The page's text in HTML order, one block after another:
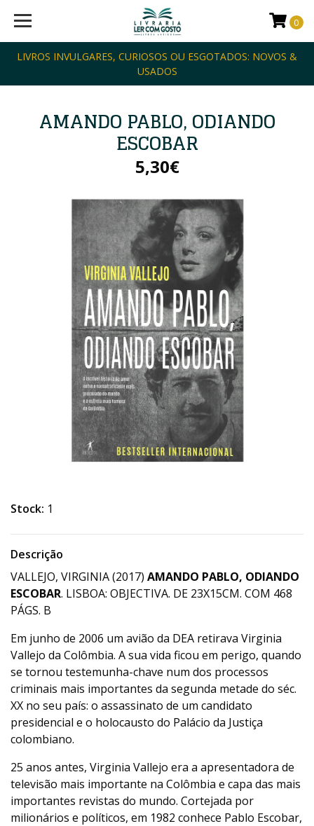
LIVROS INVULGARES, CURIOSOS OU ESGOTADOS: NOVOS &
USADOS
0
AMANDO PABLO, ODIANDO
ESCOBAR
5,30€
Stock: 1
Descrição
VALLEJO, VIRGINIA (2017) AMANDO PABLO, ODIANDO
ESCOBAR. LISBOA: OBJECTIVA. DE 23X15CM. COM 468
PÁGS. B
Em junho de 2006 um avião da DEA retirava Virginia
Vallejo da Colômbia. A sua vida ficou em perigo, quando
se tornou testemunha-chave num dos processos
criminais mais importantes da segunda metade do séc.
XX no seu país: o assassinato de um candidato
presidencial e o holocausto do Palácio da Justiça
colombiano.
25 anos antes, Virginia Vallejo era a apresentadora de
televisão mais importante na Colômbia e capa das mais
importantes revistas do mundo. Cortejada por
milionários e políticos, em 1982 conhece Pablo Escobar,